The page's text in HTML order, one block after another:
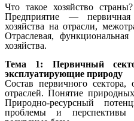
Что такое хозяйство
Предприятие — первичная
хозяйства на отрасли,
Отраслевая,
хозяйства.
Тема 1: Первичный
эксплуатирующие природу
Состав первичного
отраслей. Понятие
Природно-ресурсный
проблемы и перспективы